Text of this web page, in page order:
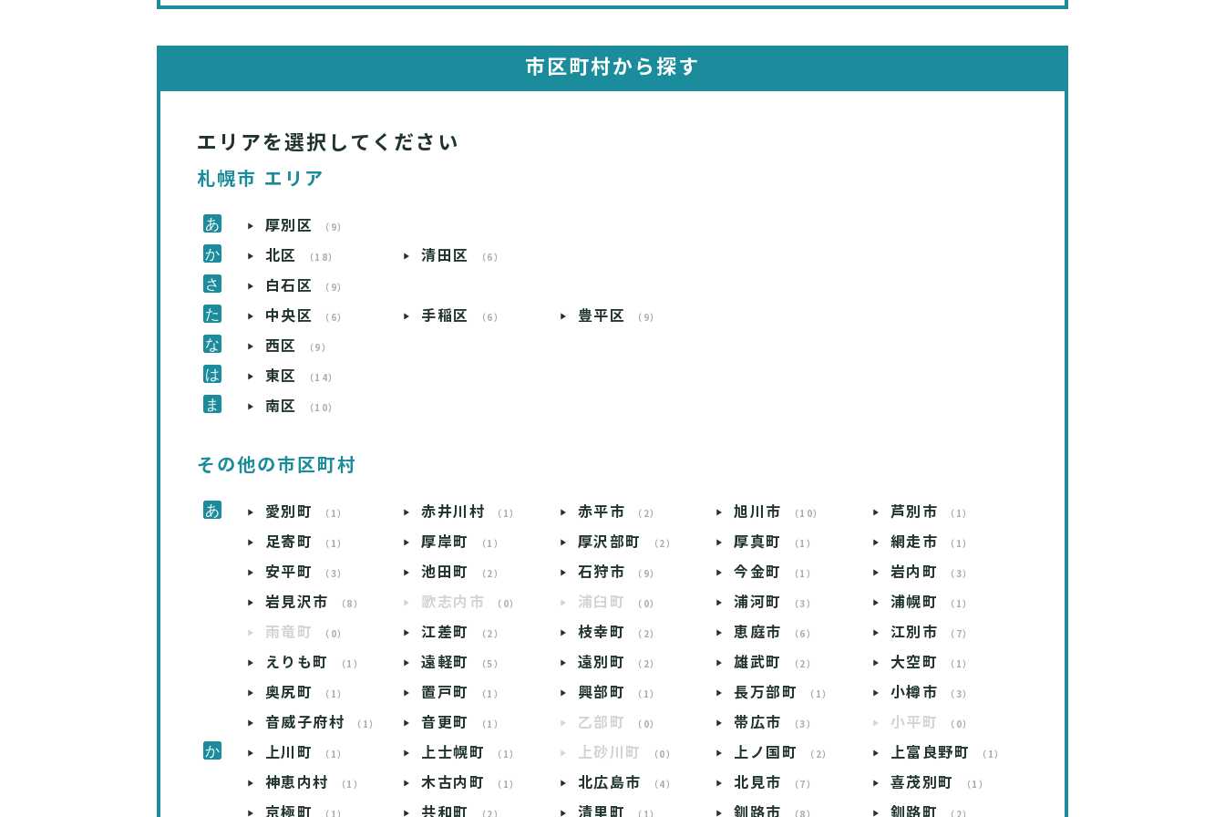
市区町村から探す
エリアを選択してください
札幌市 エリア
厚別区 （9）
北区 （18） 清田区 （6）
白石区 （9）
中央区 （6） 手稲区 （6） 豊平区 （9）
西区 （9）
東区 （14）
南区 （10）
その他の市区町村
愛別町 （1） 赤井川村 （1） 赤平市 （2） 旭川市 （10） 芦別市 （1）
足寄町 （1） 厚岸町 （1） 厚沢部町 （2） 厚真町 （1） 網走市 （1）
安平町 （3） 池田町 （2） 石狩市 （9） 今金町 （1） 岩内町 （3）
岩見沢市 （8） 歌志内市 （0） 浦臼町 （0） 浦河町 （3） 浦幌町 （1）
雨竜町 （0） 江差町 （2） 枝幸町 （2） 恵庭市 （6） 江別市 （7）
えりも町 （1） 遠軽町 （5） 遠別町 （2） 雄武町 （2） 大空町 （1）
奥尻町 （1） 置戸町 （1） 興部町 （1） 長万部町 （1） 小樽市 （3）
音威子府村 （1） 音更町 （1） 乙部町 （0） 帯広市 （3） 小平町 （0）
上川町 （1） 上士幌町 （1） 上砂川町 （0） 上ノ国町 （2） 上富良野町 （1）
神恵内村 （1） 木古内町 （1） 北広島市 （4） 北見市 （7） 喜茂別町 （1）
京極町 共和町 清里町 釧路市 釧路町